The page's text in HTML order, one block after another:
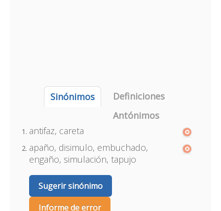
Sinónimos
Definiciones
Antónimos
antifaz, careta
apaño, disimulo, embuchado,
engaño, simulación, tapujo
Sugerir sinónimo
Informe de error